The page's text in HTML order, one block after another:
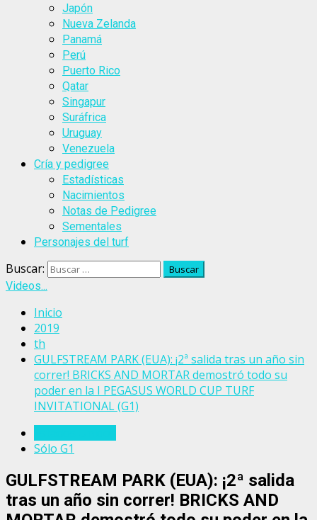
Japón
Nueva Zelanda
Panamá
Perú
Puerto Rico
Qatar
Singapur
Suráfrica
Uruguay
Venezuela
Cría y pedigree
Estadísticas
Nacimientos
Notas de Pedigree
Sementales
Personajes del turf
Buscar:
Videos...
Inicio
2019
th
GULFSTREAM PARK (EUA): ¡2ª salida tras un año sin
correr! BRICKS AND MORTAR demostró todo su
poder en la I PEGASUS WORLD CUP TURF
INVITATIONAL (G1)
Sólo G1
GULFSTREAM PARK (EUA): ¡2ª salida
tras un año sin correr! BRICKS AND